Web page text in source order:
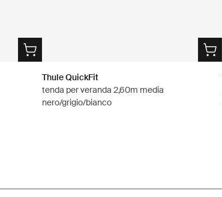
Thule QuickFit
tenda per veranda 2,60m media
nero/grigio/bianco